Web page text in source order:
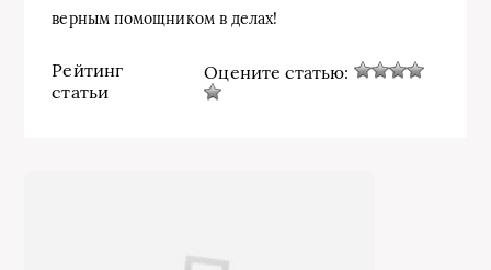
верным помощником в делах!
Рейтинг
статьи
Оцените статью: